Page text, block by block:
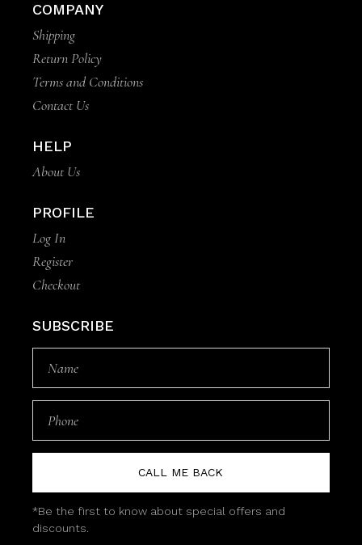
COMPANY
Shipping
Return Policy
Terms and Conditions
Contact Us
HELP
About Us
PROFILE
Log In
Register
Checkout
SUBSCRIBE
CALL ME BACK
*Be the first to know about special offers and
discounts.